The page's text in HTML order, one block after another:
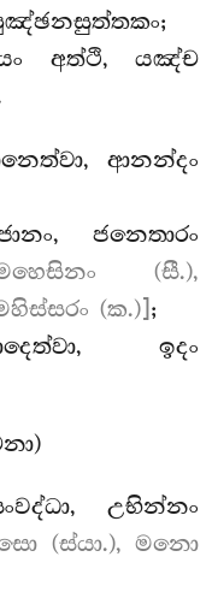
යං අත්ථි, යඤ්ච
ආනන්දං
ජනෙතාරං
(සී.),
(ක.)] ;
ඉදං
උභින්නං
(ස්යා.), මනො